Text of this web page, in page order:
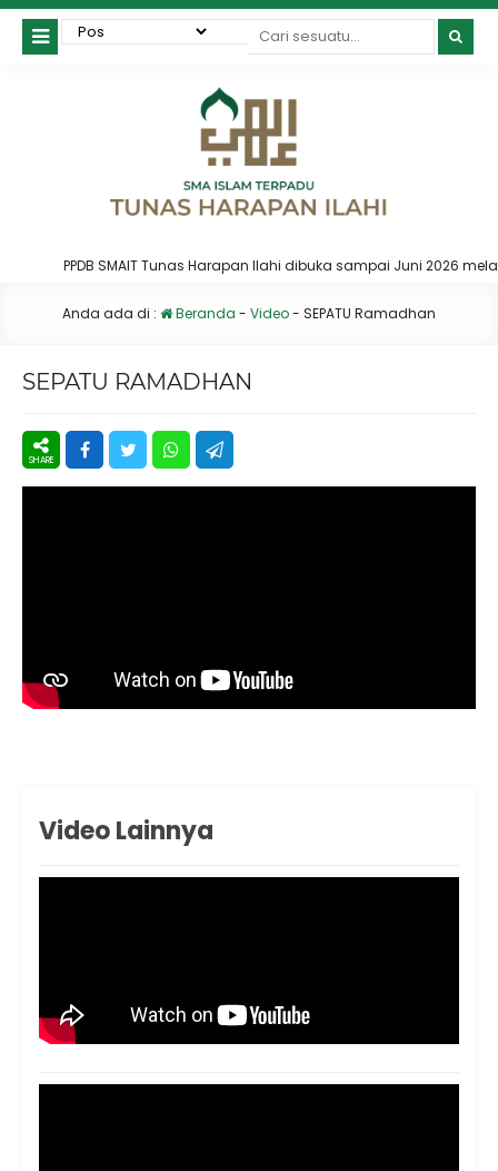
PPDB SMAIT Tunas Harapan Ilahi dibuka sampai Juni 2026
Anda ada di : Beranda - Video- SEPATU Ramadhan
SEPATU RAMADHAN
Video Lainnya